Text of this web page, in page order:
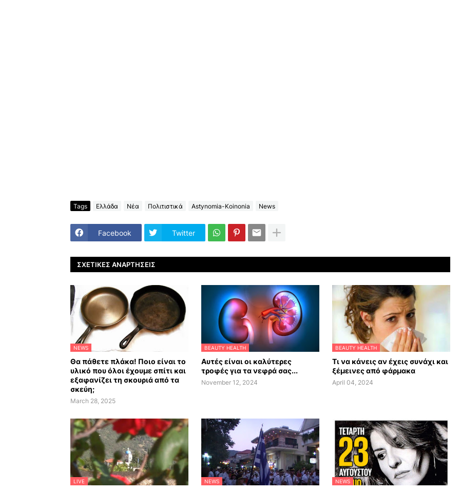
Tags Ελλάδα Νέα Πολιτιστικά Astynomia-Koinonia News
Facebook Twitter
ΣΧΕΤΙΚΈΣ ΑΝΑΡΤΉΣΕΙΣ
NEWS
Θα πάθετε πλάκα! Ποιο είναι το
υλικό που όλοι έχουμε σπίτι και
εξαφανίζει τη σκουριά από τα
σκεύη;
March 28, 2025
BEAUTY HEALTH
Αυτές είναι οι καλύτερες
τροφές για τα νεφρά σας...
November 12, 2024
BEAUTY HEALTH
Τι να κάνεις αν έχεις συνάχι και
ξέμεινες από φάρμακα
April 04, 2024
LIVE NEWS NEWS